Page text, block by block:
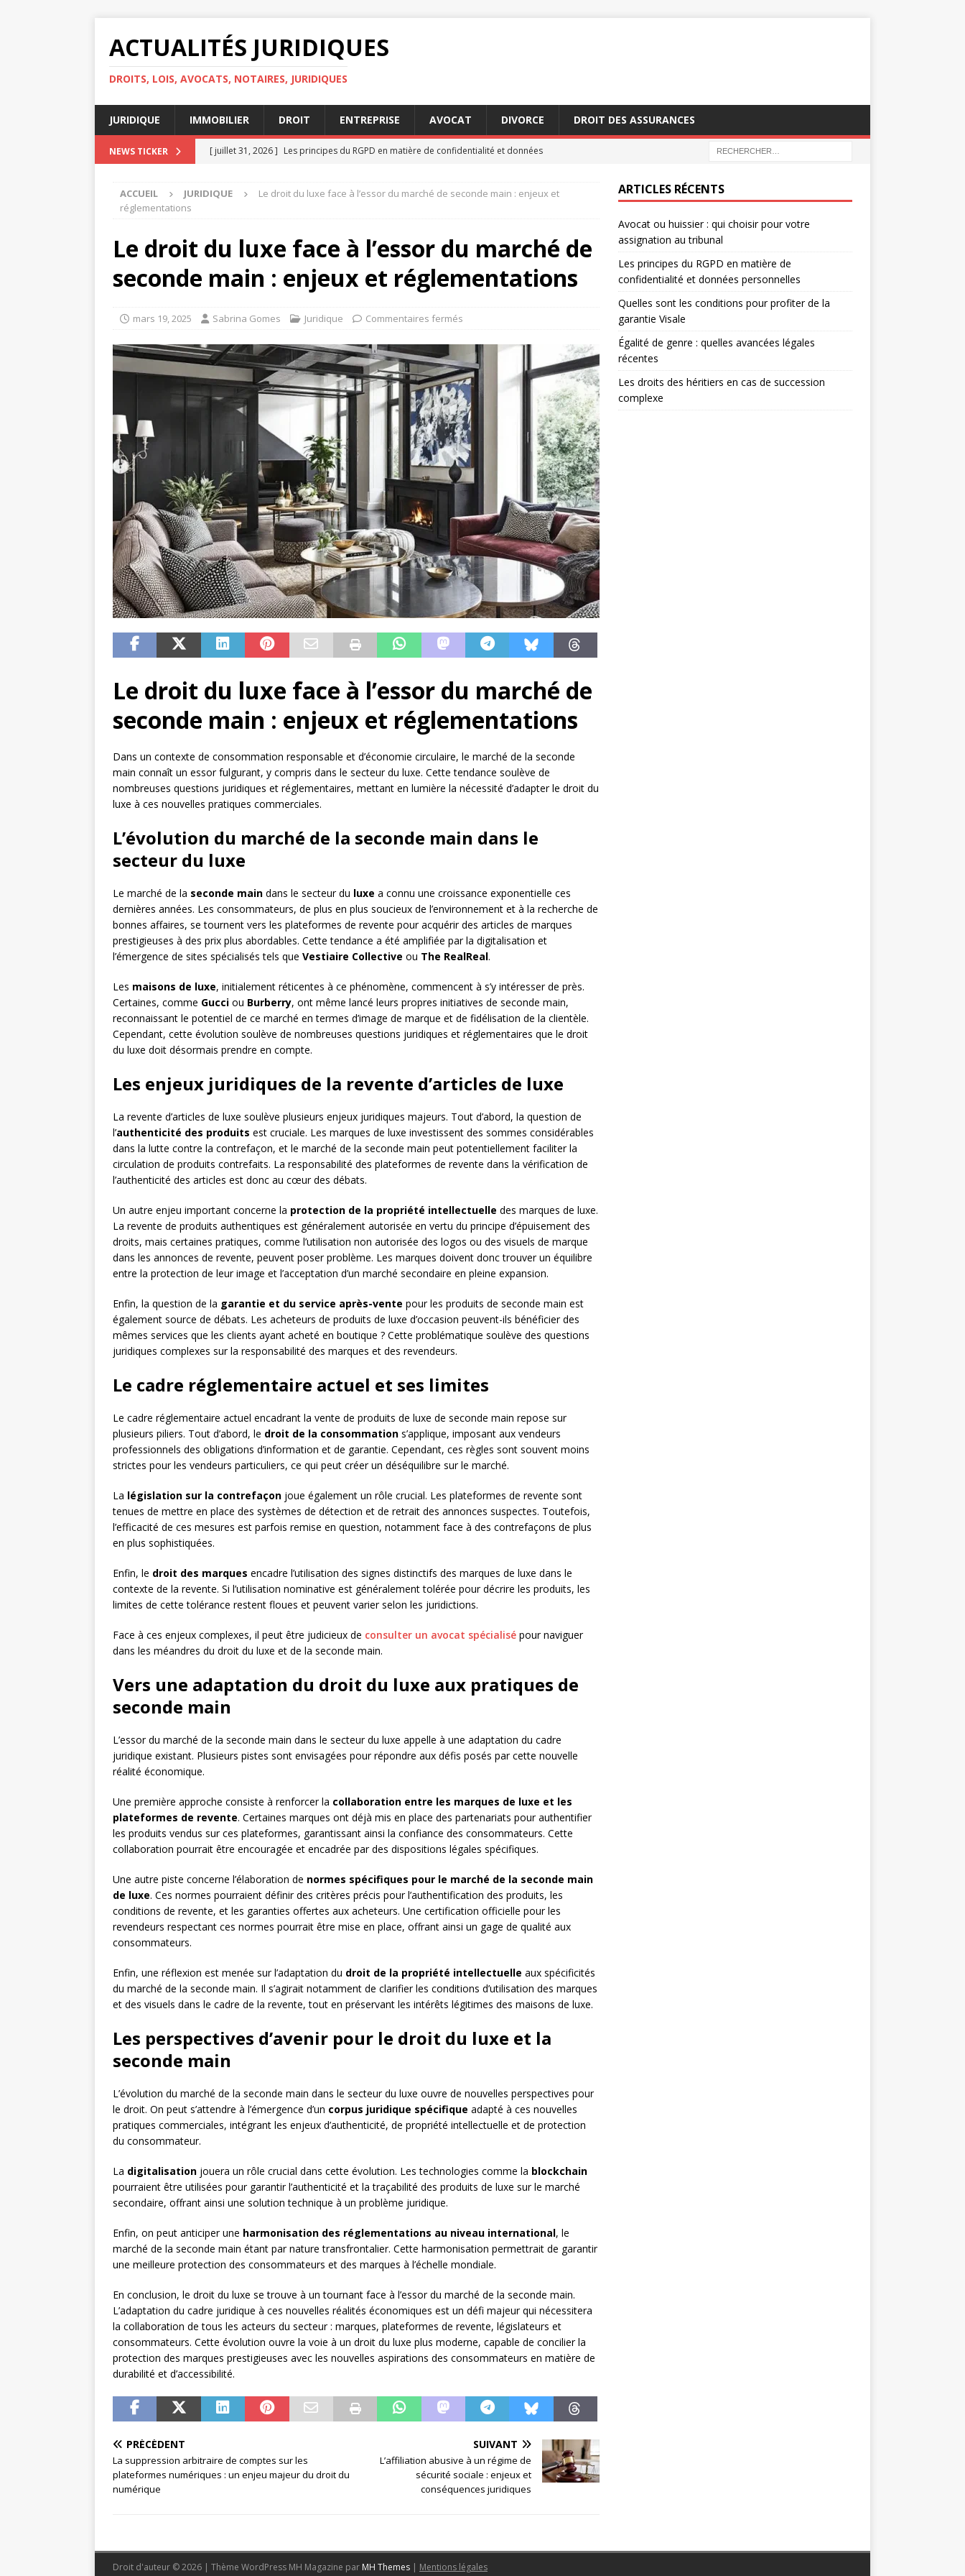
ACTUALITÉS JURIDIQUES
DROITS, LOIS, AVOCATS, NOTAIRES, JURIDIQUES
JURIDIQUE IMMOBILIER DROIT ENTREPRISE AVOCAT DIVORCE DROIT DES ASSURANCES
NEWS TICKER [ juillet 31, 2026 ] Les principes du RGPD en matière de confidentialité et données
[ juillet 30, 2026 ] Quelles sont les conditions pour profiter de la garantie Visale
[ juillet 29, 2026 ] Égalité de genre : quelles avancées légales récentes
DROIT
[ juillet 27, 2026 ]
Les droits des héritiers en cas de succession complexe
DROIT
ACCUEIL JURIDIQUE
Le droit du luxe face à l’essor du marché de seconde main : enjeux et
réglementations
Le droit du luxe face à l’essor du marché de
seconde main : enjeux et réglementations
mars 19, 2025 Sabrina Gomes Juridique Commentaires fermés
Le droit du luxe face à l’essor du marché de
seconde main : enjeux et réglementations
Dans un contexte de consommation responsable et d’économie circulaire, le marché de la seconde
main connaît un essor fulgurant, y compris dans le secteur du luxe. Cette tendance soulève de
nombreuses questions juridiques et réglementaires, mettant en lumière la nécessité d’adapter le droit du
luxe à ces nouvelles pratiques commerciales.
L’évolution du marché de la seconde main dans le
secteur du luxe
Le marché de la seconde main dans le secteur du luxe a connu une croissance exponentielle ces
dernières années. Les consommateurs, de plus en plus soucieux de l’environnement et à la recherche de
bonnes affaires, se tournent vers les plateformes de revente pour acquérir des articles de marques
prestigieuses à des prix plus abordables. Cette tendance a été amplifiée par la digitalisation et
l’émergence de sites spécialisés tels que Vestiaire Collective ou The RealReal.
Les maisons de luxe, initialement réticentes à ce phénomène, commencent à s’y intéresser de près.
Certaines, comme Gucci ou Burberry, ont même lancé leurs propres initiatives de seconde main,
reconnaissant le potentiel de ce marché en termes d’image de marque et de fidélisation de la clientèle.
Cependant, cette évolution soulève de nombreuses questions juridiques et réglementaires que le droit
du luxe doit désormais prendre en compte.
Les enjeux juridiques de la revente d’articles de luxe
La revente d’articles de luxe soulève plusieurs enjeux juridiques majeurs. Tout d’abord, la question de
l’authenticité des produits est cruciale. Les marques de luxe investissent des sommes considérables
dans la lutte contre la contrefaçon, et le marché de la seconde main peut potentiellement faciliter la
circulation de produits contrefaits. La responsabilité des plateformes de revente dans la vérification de
l’authenticité des articles est donc au cœur des débats.
Un autre enjeu important concerne la protection de la propriété intellectuelle des marques de luxe.
La revente de produits authentiques est généralement autorisée en vertu du principe d’épuisement des
droits, mais certaines pratiques, comme l’utilisation non autorisée des logos ou des visuels de marque
dans les annonces de revente, peuvent poser problème. Les marques doivent donc trouver un équilibre
entre la protection de leur image et l’acceptation d’un marché secondaire en pleine expansion.
Enfin, la question de la garantie et du service après-vente pour les produits de seconde main est
également source de débats. Les acheteurs de produits de luxe d’occasion peuvent-ils bénéficier des
mêmes services que les clients ayant acheté en boutique ? Cette problématique soulève des questions
juridiques complexes sur la responsabilité des marques et des revendeurs.
Le cadre réglementaire actuel et ses limites
Le cadre réglementaire actuel encadrant la vente de produits de luxe de seconde main repose sur
plusieurs piliers. Tout d’abord, le droit de la consommation s’applique, imposant aux vendeurs
professionnels des obligations d’information et de garantie. Cependant, ces règles sont souvent moins
strictes pour les vendeurs particuliers, ce qui peut créer un déséquilibre sur le marché.
La législation sur la contrefaçon joue également un rôle crucial. Les plateformes de revente sont
tenues de mettre en place des systèmes de détection et de retrait des annonces suspectes. Toutefois,
l’efficacité de ces mesures est parfois remise en question, notamment face à des contrefaçons de plus
en plus sophistiquées.
Enfin, le droit des marques encadre l’utilisation des signes distinctifs des marques de luxe dans le
contexte de la revente. Si l’utilisation nominative est généralement tolérée pour décrire les produits, les
limites de cette tolérance restent floues et peuvent varier selon les juridictions.
Face à ces enjeux complexes, il peut être judicieux de consulter un avocat spécialisé pour naviguer
dans les méandres du droit du luxe et de la seconde main.
Vers une adaptation du droit du luxe aux pratiques de
seconde main
L’essor du marché de la seconde main dans le secteur du luxe appelle à une adaptation du cadre
juridique existant. Plusieurs pistes sont envisagées pour répondre aux défis posés par cette nouvelle
réalité économique.
Une première approche consiste à renforcer la collaboration entre les marques de luxe et les
plateformes de revente. Certaines marques ont déjà mis en place des partenariats pour authentifier
les produits vendus sur ces plateformes, garantissant ainsi la confiance des consommateurs. Cette
collaboration pourrait être encouragée et encadrée par des dispositions légales spécifiques.
Une autre piste concerne l’élaboration de normes spécifiques pour le marché de la seconde main
de luxe. Ces normes pourraient définir des critères précis pour l’authentification des produits, les
conditions de revente, et les garanties offertes aux acheteurs. Une certification officielle pour les
revendeurs respectant ces normes pourrait être mise en place, offrant ainsi un gage de qualité aux
consommateurs.
Enfin, une réflexion est menée sur l’adaptation du droit de la propriété intellectuelle aux spécificités
du marché de la seconde main. Il s’agirait notamment de clarifier les conditions d’utilisation des marques
et des visuels dans le cadre de la revente, tout en préservant les intérêts légitimes des maisons de luxe.
Les perspectives d’avenir pour le droit du luxe et la
seconde main
L’évolution du marché de la seconde main dans le secteur du luxe ouvre de nouvelles perspectives pour
le droit. On peut s’attendre à l’émergence d’un corpus juridique spécifique adapté à ces nouvelles
pratiques commerciales, intégrant les enjeux d’authenticité, de propriété intellectuelle et de protection
du consommateur.
La digitalisation jouera un rôle crucial dans cette évolution. Les technologies comme la blockchain
pourraient être utilisées pour garantir l’authenticité et la traçabilité des produits de luxe sur le marché
secondaire, offrant ainsi une solution technique à un problème juridique.
Enfin, on peut anticiper une harmonisation des réglementations au niveau international, le
marché de la seconde main étant par nature transfrontalier. Cette harmonisation permettrait de garantir
une meilleure protection des consommateurs et des marques à l’échelle mondiale.
En conclusion, le droit du luxe se trouve à un tournant face à l’essor du marché de la seconde main.
L’adaptation du cadre juridique à ces nouvelles réalités économiques est un défi majeur qui nécessitera
la collaboration de tous les acteurs du secteur : marques, plateformes de revente, législateurs et
consommateurs. Cette évolution ouvre la voie à un droit du luxe plus moderne, capable de concilier la
protection des marques prestigieuses avec les nouvelles aspirations des consommateurs en matière de
durabilité et d’accessibilité.
PRÉCÉDENT
La suppression arbitraire de comptes sur les
plateformes numériques : un enjeu majeur du droit du
numérique
SUIVANT
L’affiliation abusive à un régime de
sécurité sociale : enjeux et
conséquences juridiques
ARTICLES RÉCENTS
Avocat ou huissier : qui choisir pour votre
assignation au tribunal
Les principes du RGPD en matière de
confidentialité et données personnelles
Quelles sont les conditions pour profiter de la
garantie Visale
Égalité de genre : quelles avancées légales
récentes
Les droits des héritiers en cas de succession
complexe
Droit d'auteur © 2026 | Thème WordPress MH Magazine par MH Themes | Mentions légales